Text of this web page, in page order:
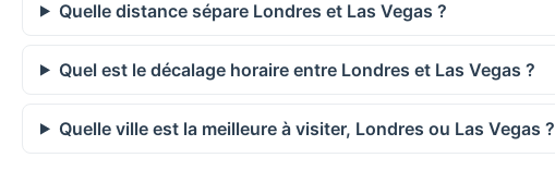
Quelle distance sépare Londres et Las Vegas ?
Quel est le décalage horaire entre Londres et Las Vegas ?
Quelle ville est la meilleure à visiter, Londres ou Las Vegas ?